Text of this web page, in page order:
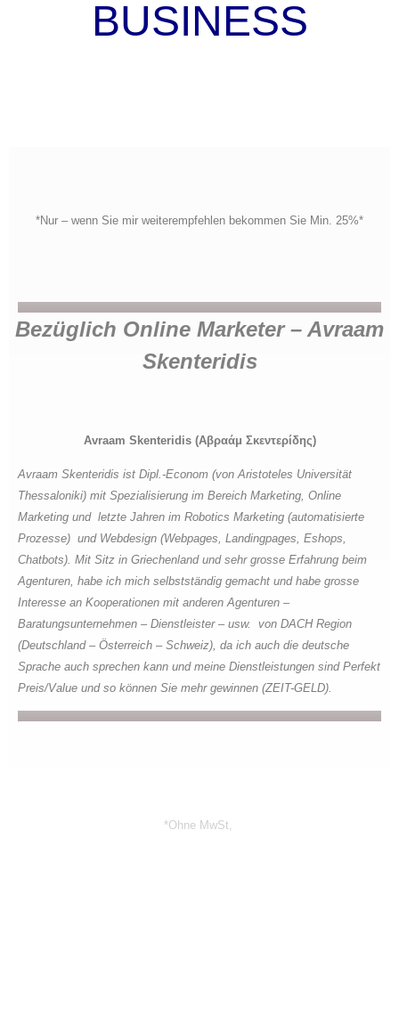
BUSINESS
*Nur – wenn Sie mir weiterempfehlen bekommen Sie Min. 25%*
Bezüglich Online Marketer – Avraam
Skenteridis
Avraam Skenteridis (Αβραάμ Σκεντερίδης)
Avraam Skenteridis ist Dipl.-Econom (von Aristoteles Universität
Thessaloniki) mit Spezialisierung im Bereich Marketing, Online
Marketing und letzte Jahren im Robotics Marketing (automatisierte
Prozesse) und Webdesign (Webpages, Landingpages, Eshops,
Chatbots). Mit Sitz in Griechenland und sehr grosse Erfahrung beim
Agenturen, habe ich mich selbstständig gemacht und habe grosse
Interesse an Kooperationen mit anderen Agenturen –
Baratungsunternehmen – Dienstleister – usw. von DACH Region
(Deutschland – Österreich – Schweiz), da ich auch die deutsche
Sprache auch sprechen kann und meine Dienstleistungen sind Perfekt
Preis/Value und so können Sie mehr gewinnen (ZEIT-GELD).
*Ohne MwSt,